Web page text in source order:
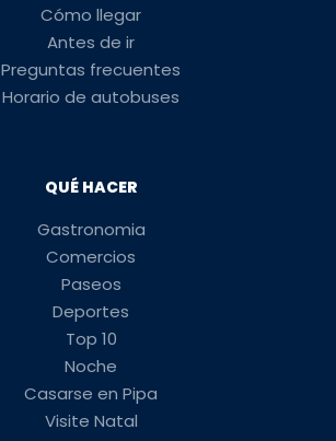
Cómo llegar
Antes de ir
Preguntas frecuentes
Horario de autobuses
QUÉ HACER
Gastronomia
Comercios
Paseos
Deportes
Top 10
Noche
Casarse en Pipa
Visite Natal